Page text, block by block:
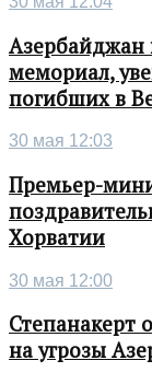
Азербайджан
мемориал,
погибших в
30 мая 12:03
Премьер-
Хорватии
30 мая 12:00
Степанакерт
на угрозы